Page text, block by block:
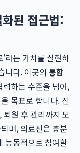
된 접근법:
라는 가치를 실현하
니다. 이곳의 통합
하는 수준을 넘어,
목표로 합니다. 진
원 후 관리까지 모
며, 의료진은 충분
능동적으로 참여할